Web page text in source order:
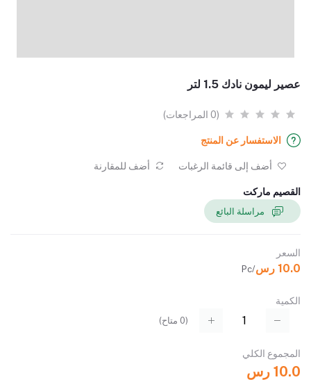
عصير ليمون نادك 1.5 لتر
(0 المراجعات)
الاستفسار عن المنتج
أضف إلى قائمة الرغبات أضف للمقارنة
القصيم ماركت
السعر
10.0 رس /Pc
الكمية
(
0 متاح)
المجموع الكلي
10.0 رس